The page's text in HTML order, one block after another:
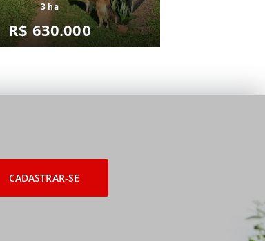
3 ha
R$ 630.000
CADASTRAR-SE